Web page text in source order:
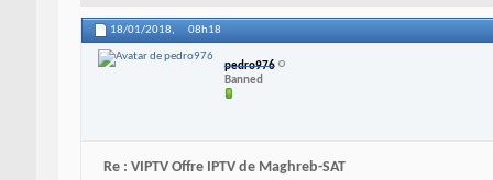
18/01/2018, 08h18
pedro976
Banned
Re : VIPTV Offre IPTV de Maghreb-SAT